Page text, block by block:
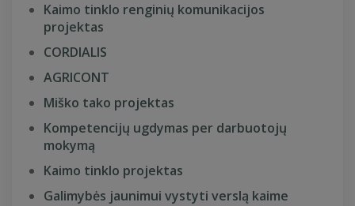
Kaimo tinklo renginių komunikacijos
projektas
CORDIALIS
AGRICONT
Miško tako projektas
Kompetencijų ugdymas per darbuotojų
mokymą
Kaimo tinklo projektas
Galimybės jaunimui vystyti verslą kaime